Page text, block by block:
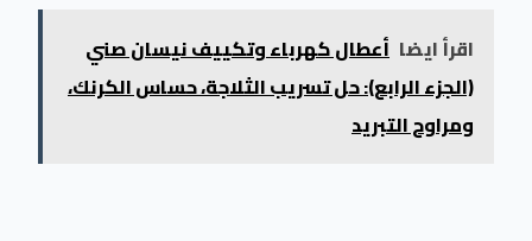
اقرأ ايضا أعطال كهرباء وتكييف نيسان صني
(الجزء الرابع): حل تسريب الثلاجة، حساس الكرنك،
ومراوح التبريد